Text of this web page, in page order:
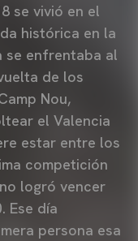
se vivió en el
histórica en la
se enfrentaba al
de los
Nou,
el Valencia
estar entre los
competición
logró vencer
Ese día
persona esa